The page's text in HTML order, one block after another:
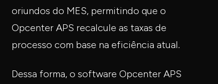
oriundos do MES, permitindo que o
Opcenter APS recalcule as taxas de
processo com base na eficiência atual.
Dessa forma, o software Opcenter APS